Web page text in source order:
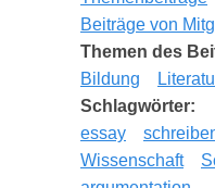
Beiträge von
Themen des
Bildung
Schlagwörter:
essay
Wissenschaft